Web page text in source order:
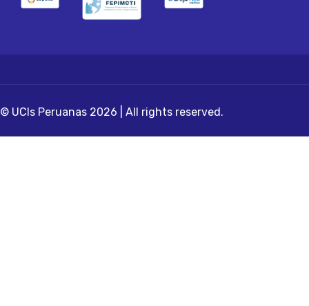
© UCIs Peruanas 2026 | All rights reserved.